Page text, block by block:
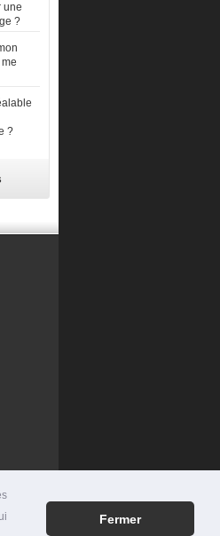
Fermer
une
?
?